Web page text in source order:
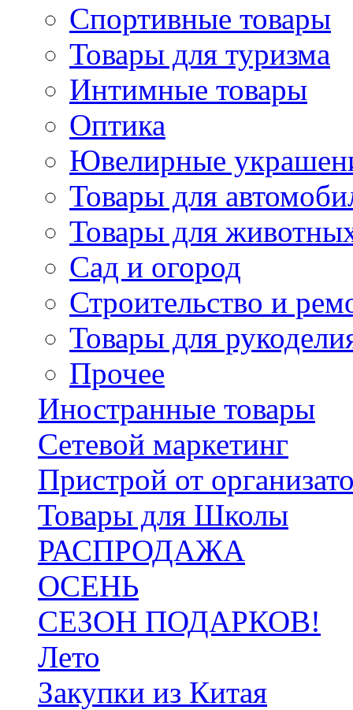
Спортивные товары
Товары для туризма
Интимные товары
Оптика
Ювелирные
Товары для
Товары для
Сад и огород
Строительство и
Товары для
Прочее
Иностранные товары
Сетевой маркетинг
Пристрой от
Товары для Школы
РАСПРОДАЖА
ОСЕНЬ
СЕЗОН ПОДАРКОВ!
Лето
Закупки из Китая